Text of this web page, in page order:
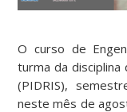
O curso de
turma da
(PIDRIS),
neste mês de